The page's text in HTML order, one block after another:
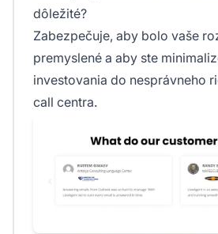
dôležité?
Zabezpečuje, aby bolo vaše
premyslené a aby ste
investovania do nesprávneho
call centra.